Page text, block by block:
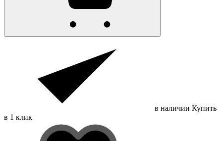
в наличии Купить
в 1 клик